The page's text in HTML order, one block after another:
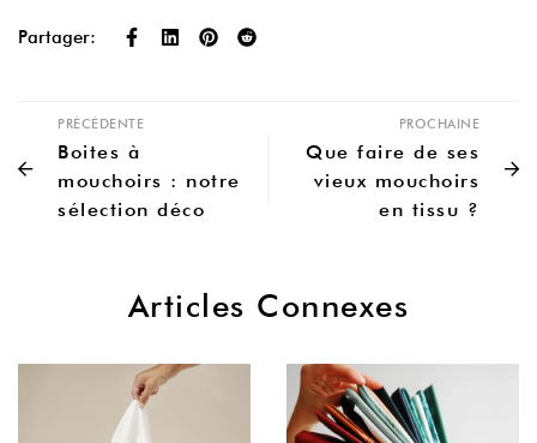
Partager:
PRÉCÉDENTE
Boites à
mouchoirs : notre
sélection déco
PROCHAINE
Que faire de ses
vieux mouchoirs
en tissu ?
Articles Connexes